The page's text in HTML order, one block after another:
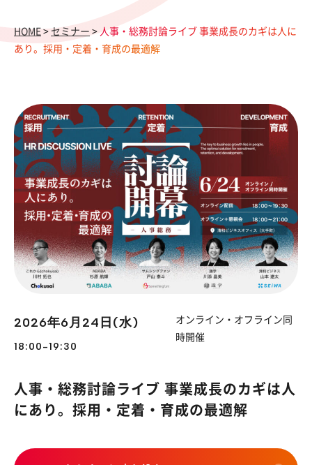
HOME > セミナー > 人事・総務討論ライブ 事業成長のカギは人に
あり。採用・定着・育成の最適解
2026年6月24日(水)
18:00-19:30
オンライン・オフライン同
時開催
人事・総務討論ライブ 事業成長のカギは人
にあり。採用・定着・育成の最適解